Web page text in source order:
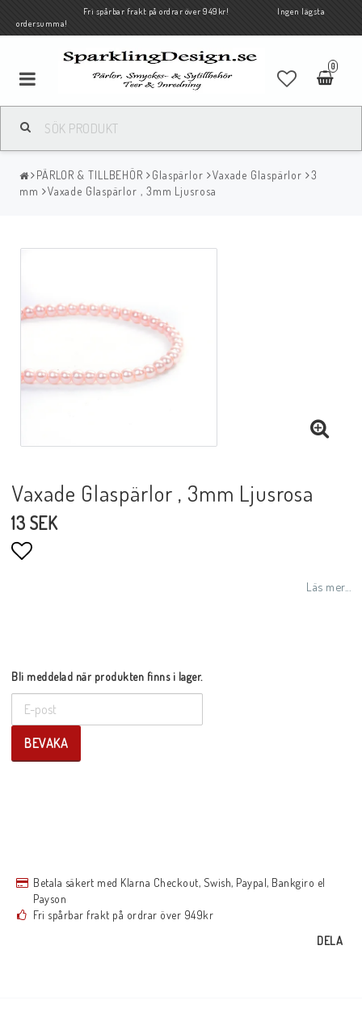
Fri spårbar frakt på ordrar över 949kr! Ingen lägsta
ordersumma!
0
PÄRLOR & TILLBEHÖR Glaspärlor Vaxade Glaspärlor
3
mm
Vaxade Glaspärlor , 3mm Ljusrosa
Vaxade Glaspärlor , 3mm Ljusrosa
13 SEK
Läs mer...
Bli meddelad när produkten finns i lager.
BEVAKA
Betala säkert med Klarna Checkout, Swish, Paypal, Bankgiro el
Payson
Fri spårbar frakt på ordrar över 949kr
DELA